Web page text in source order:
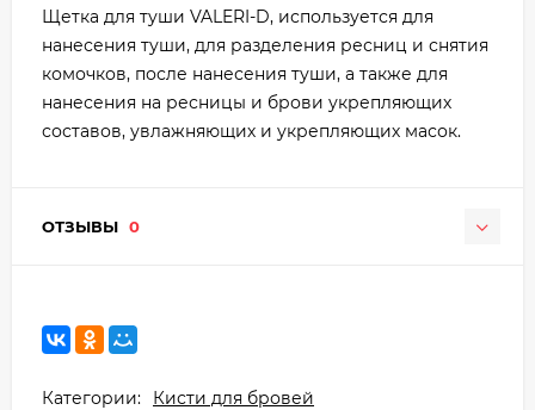
Щетка для туши VALERI-D, используется для
нанесения туши, для разделения ресниц и снятия
комочков, после нанесения туши, а также для
нанесения на ресницы и брови укрепляющих
составов, увлажняющих и укрепляющих масок.
ОТЗЫВЫ 0
Категории:
Кисти для бровей